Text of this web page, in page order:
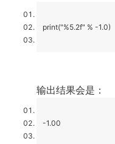
print("%5.2f" % -1.0)
输出结果会是：
-1.00